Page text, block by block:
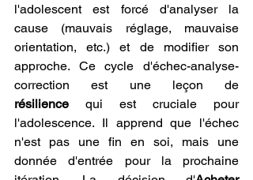
l'adolescent est forcé d'analyser la
cause (mauvais réglage, mauvaise
orientation, etc.) et de modifier son
approche. Ce cycle d'échec-analyse-
résilience qui est cruciale pour
l'adolescence. Il apprend que l'échec
n'est pas une fin en soi, mais une
donnée d'entrée pour la prochaine